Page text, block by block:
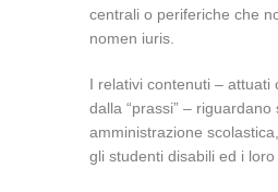
centrali o periferiche che
nomen iuris.
I relativi contenuti – attuati
dalla “prassi” – riguardano
amministrazione
gli studenti disabili ed i loro